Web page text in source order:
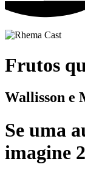
Frutos
Wallisson e
Se uma
imagine